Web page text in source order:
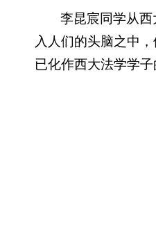
李昆宸同学从
入人们的头脑之中
已化作西大法学学子